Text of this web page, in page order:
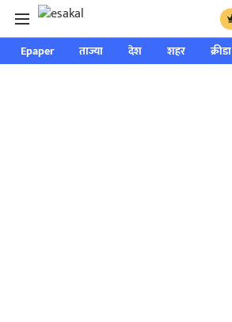
Epaper ताज्या देश शहर क्रीडा